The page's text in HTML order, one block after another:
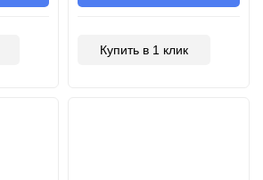
Купить в 1 клик